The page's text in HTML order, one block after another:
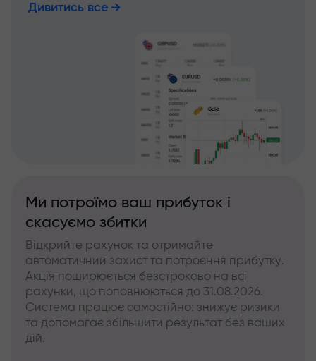
Дивитись все
Ми потроїмо ваш прибуток і
скасуємо збитки
Відкрийте рахунок та отримайте
автоматичний захист та потроєння прибутку.
Акція поширюється безстроково на всі
рахунки, що поповнюються до 31.08.2026.
Система працює самостійно: знижує ризики
та допомагає збільшити результат без ваших
дій.